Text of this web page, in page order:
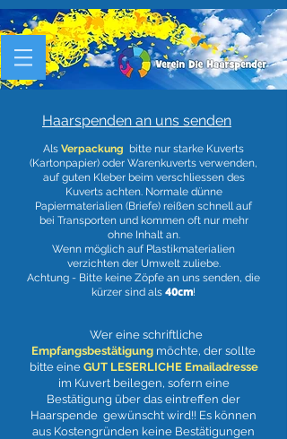
Haarspenden an uns senden
Als Verpackung bitte nur starke Kuverts
(Kartonpapier) oder Warenkuverts verwenden,
auf guten Kleber beim verschliessen des
Kuverts achten. Normale dünne
Papiermaterialien (Briefe) reißen schnell auf
bei Transporten und kommen oft nur mehr
ohne Inhalt an.
Wenn möglich auf Plastikmaterialien
verzichten der Umwelt zuliebe.
Achtung - Bitte keine Zöpfe an uns senden, die
kürzer sind als 40cm!
Wer eine schriftliche
Empfangsbestätigung möchte, der sollte
bitte eine GUT LESERLICHE Emailadresse
im Kuvert beilegen, sofern eine
Bestätigung über das eintreffen der
Haarspende gewünscht wird!! Es können
aus Kostengründen keine Bestätigungen